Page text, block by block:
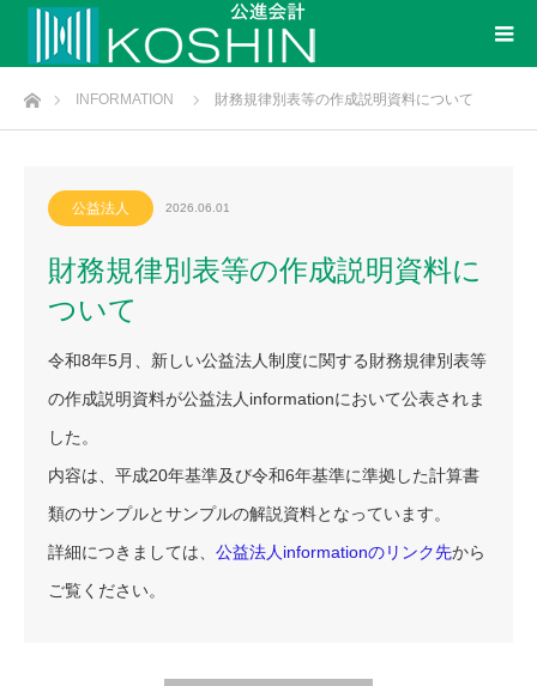
ホームINFORMATION 財務規律別表等の作成説明資料について
公益法人 2026.06.01
財務規律別表等の作成説明資料に
ついて
令和8年5月、新しい公益法人制度に関する財務規律別表等
の作成説明資料が公益法人informationにおいて公表されま
した。
内容は、平成20年基準及び令和6年基準に準拠した計算書
類のサンプルとサンプルの解説資料となっています。
詳細につきましては、 公益法人informationのリンク先から
ご覧ください。